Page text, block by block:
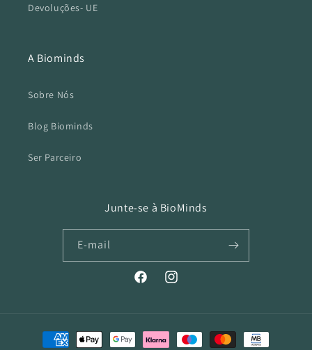
Devoluções- UE
A Biominds
Sobre Nós
Blog Biominds
Ser Parceiro
Junte-se à BioMinds
E-mail
FacebookInstagram
Métodos